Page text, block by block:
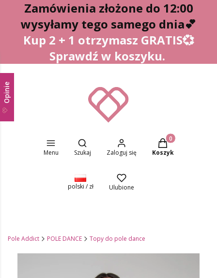
Zamówienia złożone do 12:00
wysyłamy tego samego dnia💕
Kup 2 + 1 otrzymasz GRATIS💞
Sprawdź w koszyku.
Menu
Otwórz wyszukiwarkę
Szukaj Zaloguj się
Produkty w
Koszyk
polski / zł Ulubione
Pole Addict POLE DANCE Topy do pole dance
Opinie